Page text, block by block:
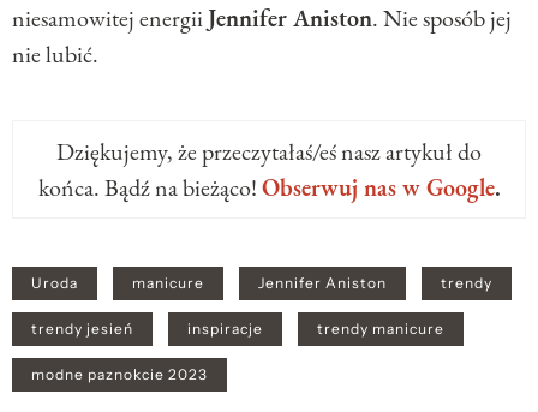
niesamowitej energiiJennifer Aniston. Nie sposób jej
nie lubić.
Dziękujemy, że przeczytałaś/eś nasz artykuł do
końca. Bądź na bieżąco!Obserwuj nas w Google.
Uroda manicure Jennifer Aniston trendy
trendy jesień inspiracje trendy manicure
modne paznokcie 2023